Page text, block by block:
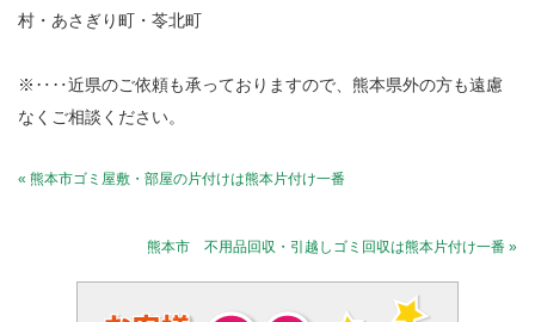
村・あさぎり町・苓北町
※‥‥近県のご依頼も承っておりますので、熊本県外の方も遠慮
なくご相談ください。
« 熊本市ゴミ屋敷・部屋の片付けは熊本片付け一番
熊本市 不用品回収・引越しゴミ回収は熊本片付け一番 »